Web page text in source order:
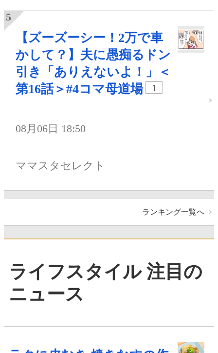
【ズーズーシー！2万で車
かして？】夫に愚痴るドン
引き「ありえないよ！」＜
第16話＞#4コマ母道場
1
08月06日 18:50
ママスタセレクト
ランキング一覧へ
ライフスタイル 注目の
ニュース